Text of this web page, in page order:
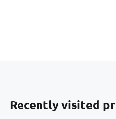
Recently visited